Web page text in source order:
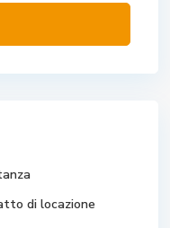
di locazione